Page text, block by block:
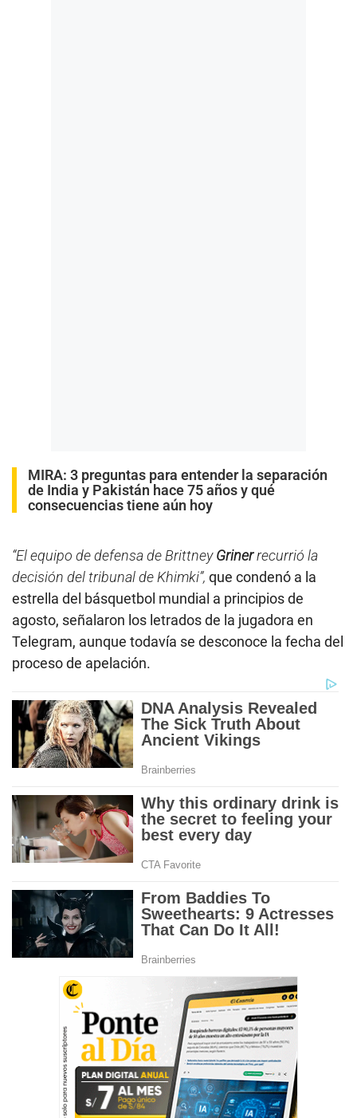
MIRA: 3 preguntas para entender la separación
de India y Pakistán hace 75 años y qué
consecuencias tiene aún hoy
“El equipo de defensa de BrittneyGrinerrecurrió la
decisión del tribunal de Khimki”, que condenó a la
estrella del básquetbol mundial a principios de
agosto, señalaron los letrados de la jugadora en
Telegram, aunque todavía se desconoce la fecha del
proceso de apelación.